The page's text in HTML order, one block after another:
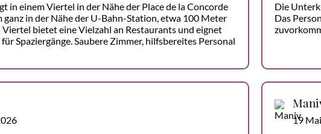
in einem Viertel in der Nähe der Place de la Concorde
ganz in der Nähe der U-Bahn-Station, etwa 100 Meter
bietet eine Vielzahl an Restaurants und eignet
Spaziergänge. Saubere Zimmer, hilfsbereites Personal
Die
Das
19